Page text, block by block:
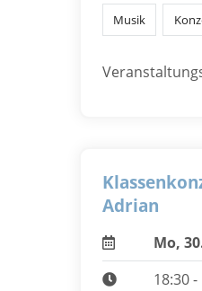
Musik
Adrian
Mo,
18:30